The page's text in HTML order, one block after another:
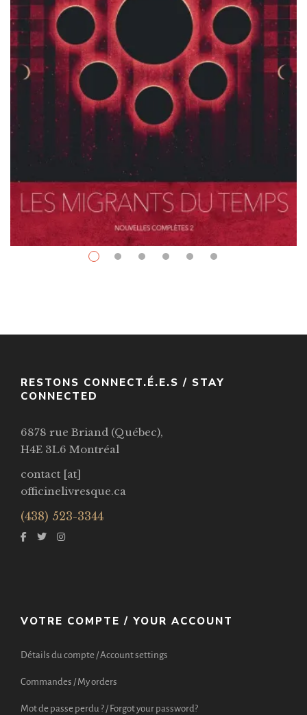
VOIR / VIEW
RESTONS CONNECT.É.E.S / STAY
CONNECTED
6878 rue Briand (Québec),
H4E 3L6 Montréal
contact [at]
officinelivresque.ca
(438) 523-3344
VOTRE COMPTE / YOUR ACCOUNT
Détails du compte / Account settings
Commandes / My orders
Mot de passe perdu ? / Forgot your password?